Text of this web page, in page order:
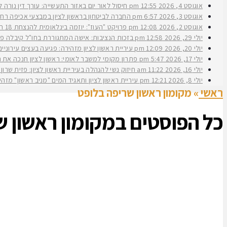
אוגוסט 4, 2026 12:55 pm
חיסול לאור יום באזור התעשייה: עורך דין
אוגוסט 3, 2026
6:57 pm
החברה לביטחון בראשון לציון במבצעי אכיפה
אוגוסט 2, 2026
12:08 pm
פרויקט "העוז": יוזמה בינלאומית להנצחת 18 תצפיתניות שנפלו בנחל עוז
יולי 29, 2026
12:58 pm
בזכות הנציבות: אישה המתגוררת בחו"ל קיבלה
יולי 20, 2026
12:09 pm
עיריית ראשון לציון מזהירה: פגיעה בעצים
יולי 17, 2026
5:47 pm
פתרון מקומי למשבר לאומי: ראשון לציון חנכה את תש״ח 2 פרויקט עירוני להשכרה ארוכת טווח של דירות במחיר מוזל במעמד ראש
יולי 16, 2026
11:22 am
חיזוק נשי להנהלה בעיריית ראשון לציון: פזית שרון
יולי 8, 2026
12:21 pm עיריית ראשון לציון ותאגיד המים "מניב ראשון"
ראשי» מקומון ראשון שריפה בלופט
כל הפוסטים במקומון